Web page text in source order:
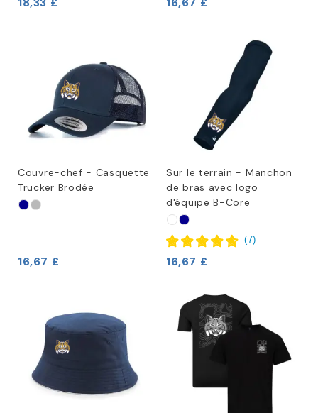
Couvre-chef - Casquette
Trucker Brodée
16,67 £
Sur le terrain - Manchon
de bras avec logo
d'équipe B-Core
(7)
16,67 £